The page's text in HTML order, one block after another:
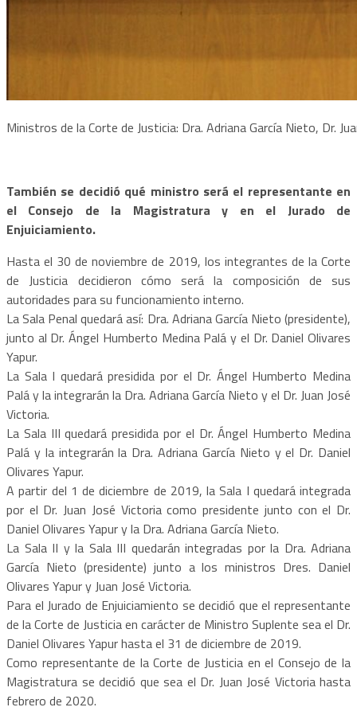
Ministros de la Corte de Justicia: Dra. Adriana García Nieto, Dr.
También se decidió qué ministro será el representante en
el Consejo de la Magistratura y en el Jurado de
Enjuiciamiento.
Hasta el 30 de noviembre de 2019, los integrantes de la Corte
de Justicia decidieron cómo será la composición de sus
autoridades para su funcionamiento interno.
La Sala Penal quedará así: Dra. Adriana García Nieto (presidente),
junto al Dr. Ángel Humberto Medina Palá y el Dr. Daniel Olivares
Yapur.
La Sala I quedará presidida por el Dr. Ángel Humberto Medina
Palá y la integrarán la Dra. Adriana García Nieto y el Dr. Juan José
Victoria.
La Sala III quedará presidida por el Dr. Ángel Humberto Medina
Palá y la integrarán la Dra. Adriana García Nieto y el Dr. Daniel
Olivares Yapur.
A partir del 1 de diciembre de 2019, la Sala I quedará integrada
por el Dr. Juan José Victoria como presidente junto con el Dr.
Daniel Olivares Yapur y la Dra. Adriana García Nieto.
La Sala II y la Sala III quedarán integradas por la Dra. Adriana
García Nieto (presidente) junto a los ministros Dres. Daniel
Olivares Yapur y Juan José Victoria.
Para el Jurado de Enjuiciamiento se decidió que el representante
de la Corte de Justicia en carácter de Ministro Suplente sea el Dr.
Daniel Olivares Yapur hasta el 31 de diciembre de 2019.
Como representante de la Corte de Justicia en el Consejo de la
Magistratura se decidió que sea el Dr. Juan José Victoria hasta
febrero de 2020.